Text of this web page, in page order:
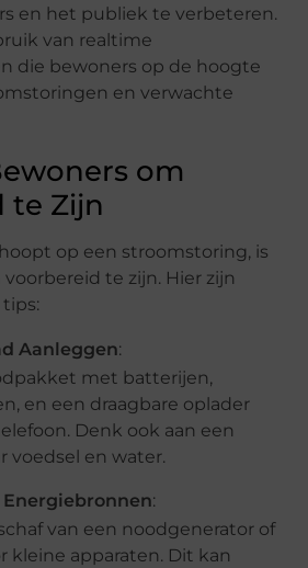
en het publiek te verbeteren.
van realtime
die bewoners op de hoogte
en verwachte
om
te Zijn
op een stroomstoring, is
te zijn. Hier zijn
Aanleggen:
met batterijen,
en een draagbare oplader
Denk ook aan een
voedsel en water.
:
van een noodgenerator of
kleine apparaten. Dit kan